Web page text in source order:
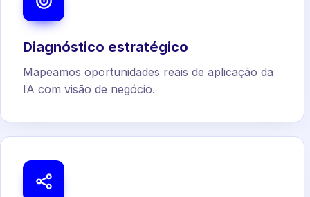
Diagnóstico estratégico
Mapeamos oportunidades reais de aplicação da
IA com visão de negócio.